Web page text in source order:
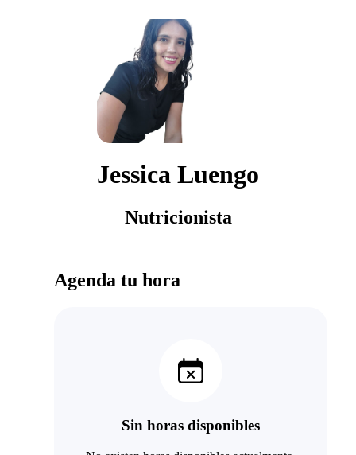
Jessica Luengo
Nutricionista
Agenda tu hora
Sin horas disponibles